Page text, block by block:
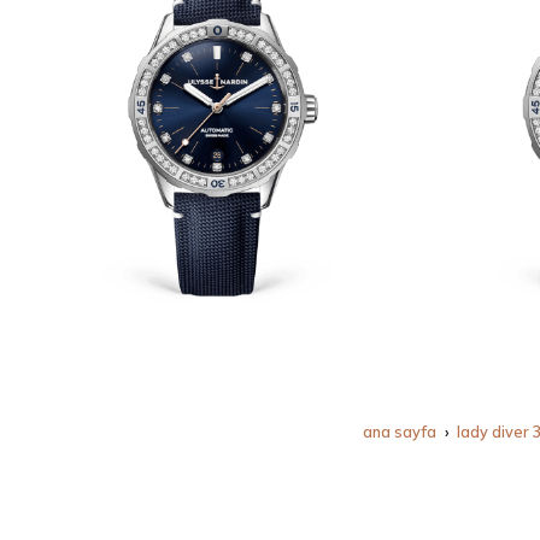
ana sayfa lady diver